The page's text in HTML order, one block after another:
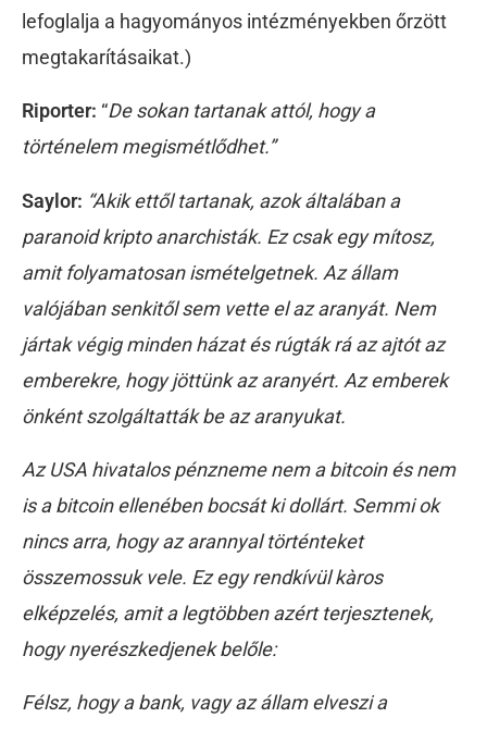
lefoglalja a hagyományos intézményekben őrzött
megtakarításaikat.)
Riporter: “De sokan tartanak attól, hogy a
történelem megismétlődhet.”
Saylor: “Akik ettől tartanak, azok általában a
paranoid kripto anarchisták. Ez csak egy mítosz,
amit folyamatosan ismételgetnek. Az állam
valójában senkitől sem vette el az aranyát. Nem
jártak végig minden házat és rúgták rá az ajtót az
emberekre, hogy jöttünk az aranyért. Az emberek
önként szolgáltatták be az aranyukat.
Az USA hivatalos pénzneme nem a bitcoin és nem
is a bitcoin ellenében bocsát ki dollárt. Semmi ok
nincs arra, hogy az arannyal történteket
összemossuk vele. Ez egy rendkívül kàros
elképzelés, amit a legtöbben azért terjesztenek,
hogy nyerészkedjenek belőle:
Félsz, hogy a bank, vagy az állam elveszi a